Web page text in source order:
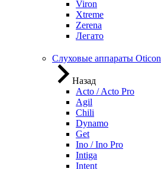
Viron
Xtreme
Zerena
Легато
Слуховые аппараты Oticon
Назад
Acto / Acto Pro
Agil
Chili
Dynamo
Get
Ino / Ino Pro
Intiga
Intent